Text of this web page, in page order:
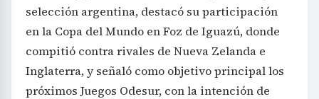
selección argentina, destacó su participación
en la Copa del Mundo en Foz de Iguazú, donde
compitió contra rivales de Nueva Zelanda e
Inglaterra, y señaló como objetivo principal los
próximos Juegos Odesur, con la intención de